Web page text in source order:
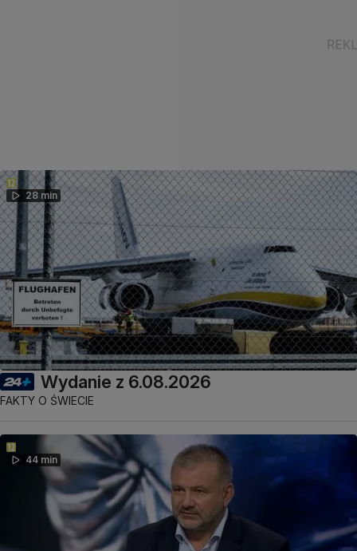
28 min
Wydanie z 6.08.2026
FAKTY O ŚWIECIE
44 min